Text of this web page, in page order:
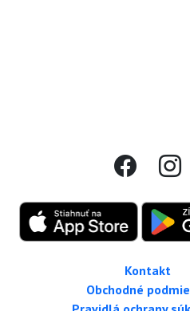
Kontakt
Obchodné